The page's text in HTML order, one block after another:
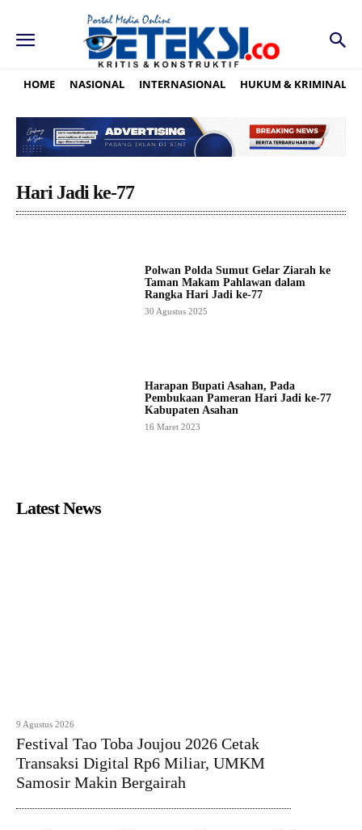
HOME NASIONAL INTERNASIONAL HUKUM & KRIMINAL
Hari Jadi ke-77
Polwan Polda Sumut Gelar Ziarah ke
Taman Makam Pahlawan dalam
Rangka Hari Jadi ke-77
30 Agustus 2025
Harapan Bupati Asahan, Pada
Pembukaan Pameran Hari Jadi ke-77
Kabupaten Asahan
16 Maret 2023
Latest News
9 Agustus 2026
Festival Tao Toba Joujou 2026 Cetak
Transaksi Digital Rp6 Miliar, UMKM
Samosir Makin Bergairah